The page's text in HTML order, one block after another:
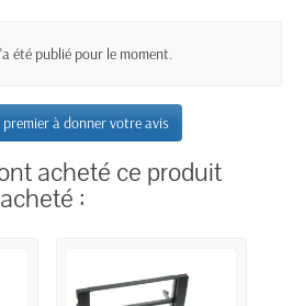
été publié pour le moment.
premier à donner votre avis
acheté ce produit
: